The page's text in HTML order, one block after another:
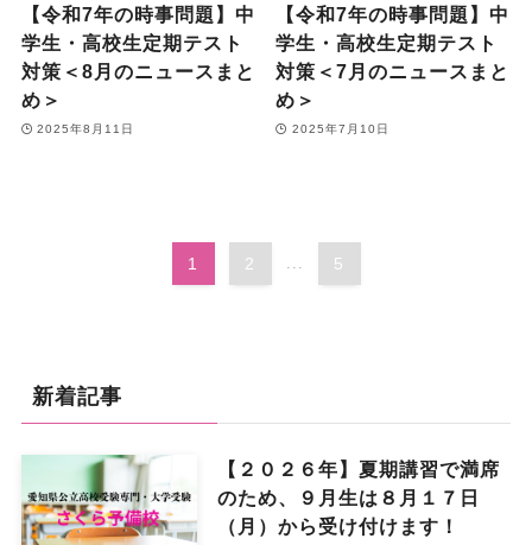
【令和7年の時事問題】中
学生・高校生定期テスト
対策＜8月のニュースまと
め＞
2025年8月11日
【令和7年の時事問題】中
学生・高校生定期テスト
対策＜7月のニュースまと
め＞
2025年7月10日
1 2 ... 5
新着記事
【２０２６年】夏期講習で満席
のため、９月生は８月１７日
（月）から受け付けます！